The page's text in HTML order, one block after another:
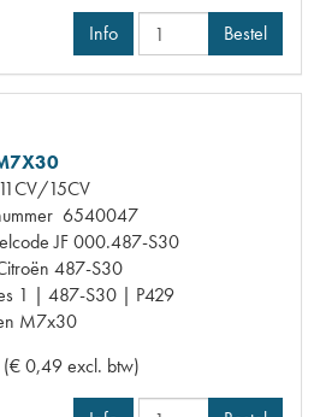
Info Bestel
11CV/15CV
6540047
JF000.487-S30
487-S30
1 | 487-S30 | P429
M7x30
(€ 0,49 excl. btw)